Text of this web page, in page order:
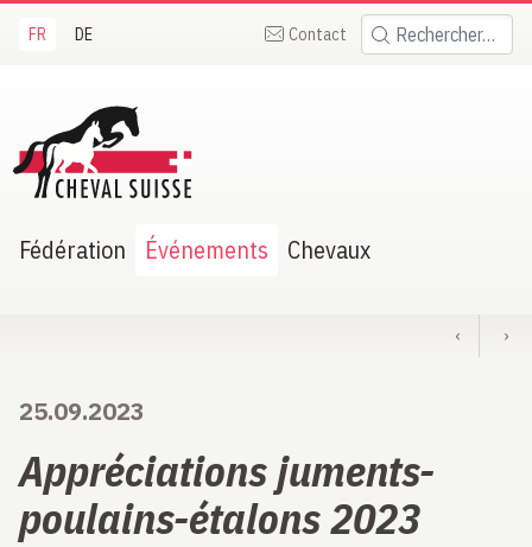
FR DE Contact Rechercher:
Suisse
Fédération Événements Chevaux
‹ ›
25.09.2023
Appréciations juments-
poulains-étalons 2023